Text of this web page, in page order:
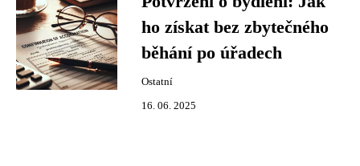
ho získat bez zbytečného
běhání po úřadech
Ostatní
16. 06. 2025